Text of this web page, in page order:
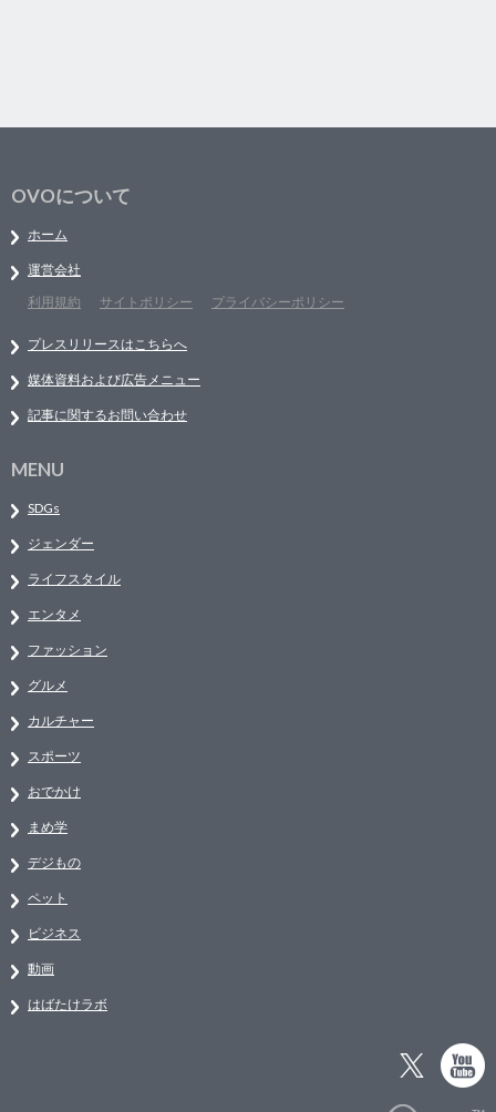
OVOについて
ホーム
運営会社
利用規約
サイトポリシー プライバシーポリシー
プレスリリースはこちらへ
媒体資料および広告メニュー
記事に関するお問い合わせ
MENU
SDGs
ジェンダー
ライフスタイル
エンタメ
ファッション
グルメ
カルチャー
スポーツ
おでかけ
まめ学
デジもの
ペット
ビジネス
動画
はばたけラボ